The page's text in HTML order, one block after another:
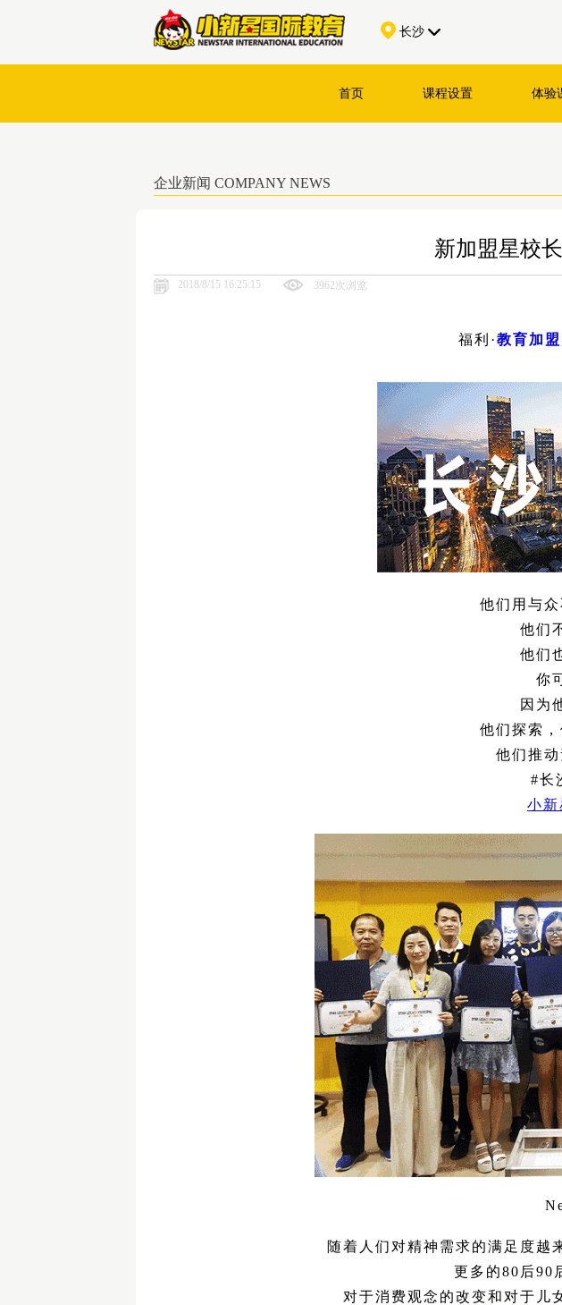
长沙
首页 课程设置 体验
企业新闻 COMPANY NEWS
新加盟星校
2018/8/15 16:25:15 3962次浏览
福利·教育加盟
他们用与众
他们
他们
你
因为
他们探索，
他们推动
#长
小新
随着人们对精神需求的满足度越
更多的80后90
对于消费观念的改变和对于儿